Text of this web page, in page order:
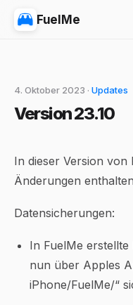
FuelMe
4. Oktober 2023 · Updates
Version 23.10
In dieser Version von
Änderungen
Datensicherungen:
In FuelMe erstellte
nun über Apples
iPhone/FuelMe/“